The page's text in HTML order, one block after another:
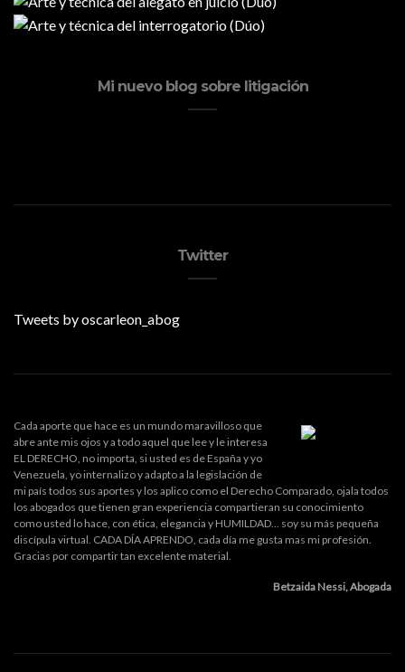
Mi nuevo blog sobre litigación
Twitter
Tweets by oscarleon_abog
Cada aporte que hace es un mundo maravilloso que
abre ante mis ojos y a todo aquel que lee y le interesa
EL DERECHO, no importa, si usted es de España y yo
Venezuela, yo internalizo y adapto a la legislación de
mi país todos sus aportes y los aplico como el Derecho Comparado, ojala todos
los abogados que tienen gran experiencia compartieran su conocimiento
como usted lo hace, con ética, elegancia y HUMILDAD... soy su más pequeña
discípula virtual. CADA DÍA APRENDO, cada día me gusta mas mi profesión.
Gracias por compartir tan excelente material.
Betzaida Nessi, Abogada